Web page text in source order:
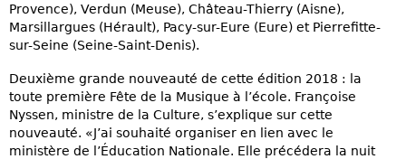
Provence), Verdun (Meuse), Château-Thierry (Aisne),
Marsillargues (Hérault), Pacy-sur-Eure (Eure) et Pierrefitte-
sur-Seine (Seine-Saint-Denis).
Deuxième grande nouveauté de cette édition 2018 : la
toute première Fête de la Musique à l’école. Françoise
Nyssen, ministre de la Culture, s’explique sur cette
nouveauté. «J’ai souhaité organiser en lien avec le
ministère de l’Éducation Nationale. Elle précédera la nuit